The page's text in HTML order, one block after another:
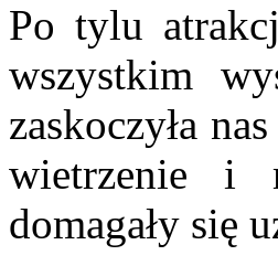
Po tylu
wszystkim
zaskoczyła
wietrzenie i
domagały się